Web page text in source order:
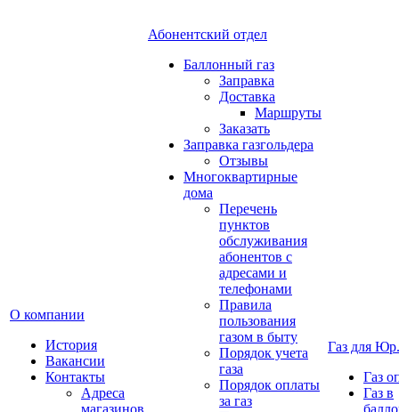
О компании
История
Вакансии
Контакты
Адреса
магазинов
Абонентский отдел
Баллонный газ
Заправка
Доставка
Маршруты
Заказать
Заправка газгольдера
Отзывы
Многоквартирные
дома
Перечень
пунктов
обслуживания
абонентов с
адресами и
телефонами
Правила
пользования
газом в быту
Порядок учета
газа
Порядок оплаты
за газ
Газ для
Газ
Газ в